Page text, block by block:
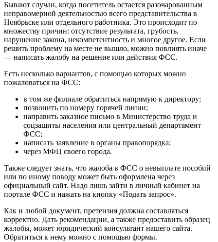
Бывают случаи, когда посетитель остается разочарованным
неправомерной деятельностью всего представительства в
Ноябрьске или отдельного работника. Это происходит по
множеству причин: отсутствие результата, грубость,
нарушение закона, некомпетентность и многое другое. Если
решить проблему на месте не вышло, можно повлиять иначе
— написать жалобу на решение или действия ФСС.
Есть несколько вариантов, с помощью которых можно
пожаловаться на ФСС:
в том же филиале обратиться напрямую к директору;
позвонить по номеру горячей линии;
направить заказное письмо в Министерство труда и
соцзащиты населения или центральный департамент
ФСС;
написать заявление в органы правопорядка;
через МФЦ своего города.
Также следует знать, что жалоба в ФСС о невыплате пособий
или по иному поводу может быть оформлена через
официальный сайт. Надо лишь зайти в личный кабинет на
портале ФСС и нажать на кнопку «Подать запрос».
Как и любой документ, претензия должна составляться
корректно. Дать рекомендации, а также предоставить образец
жалобы, может юридический консультант нашего сайта.
Обратиться к нему можно с помощью формы.